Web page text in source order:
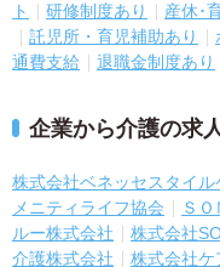
ト
研修制度あり 産休･
託児所・育児補助あり
通費支給
退職金制度あり
企業から介護の求
株式会社ベネッセスタイル
メニティライフ協会
Ｓ
ルー株式会社
株式会社
介護株式会社
株式会社ケ